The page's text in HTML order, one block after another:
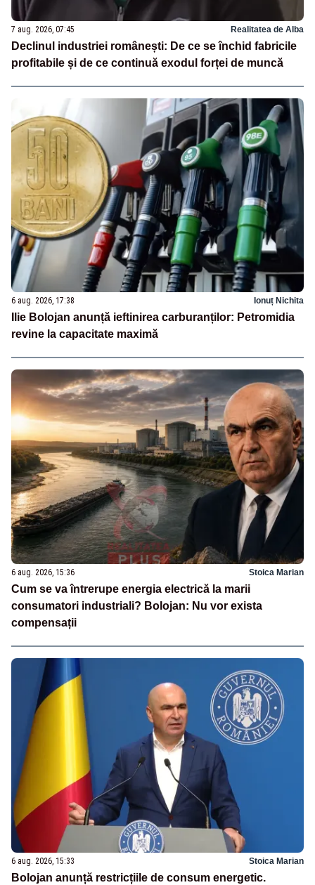
7 aug. 2026, 07:45 Realitatea de Alba
Declinul industriei românești: De ce se închid fabricile
profitabile și de ce continuă exodul forței de muncă
6 aug. 2026, 17:38 Ionuț Nichita
Ilie Bolojan anunță ieftinirea carburanților: Petromidia
revine la capacitate maximă
6 aug. 2026, 15:36 Stoica Marian
Cum se va întrerupe energia electrică la marii
consumatori industriali? Bolojan: Nu vor exista
compensații
6 aug. 2026, 15:33 Stoica Marian
Bolojan anunță restricțiile de consum energetic.